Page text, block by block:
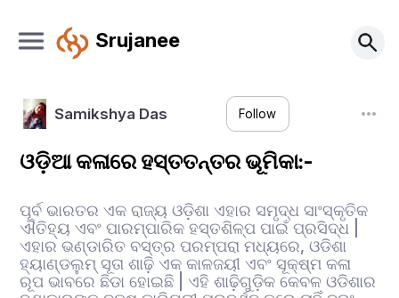
Srujanee
Samikshya Das Follow
ଓଡ଼ିଆ କଳାରେ ହସ୍ତତନ୍ତର ଭୂମିକା:-
ପୂର୍ବ ଭାରତର ଏକ ରାଜ୍ୟ ଓଡ଼ିଶା ଏହାର ସମୃଦ୍ଧ ସାଂସ୍କୃତିକ
ଐତିହ୍ୟ ଏବଂ ପାରମ୍ପାରିକ ହସ୍ତଶିଳ୍ପ ପାଇଁ ପ୍ରସିଦ୍ଧ |
ଏହାର ଭଣ୍ଡାରିତ ବସ୍ତ୍ର ପରମ୍ପରା ମଧ୍ୟରେ, ଓଡିଶା
ହ୍ୟାଣ୍ଡଲୁମ୍ ସୂତା ଶାଢ଼ି ଏକ କାଳଜୟୀ ଏବଂ ସୂକ୍ଷ୍ମ କଳା
ରୂପ ଭାବରେ ଛିଡା ହୋଇଛି | ଏହି ଶାଢ଼ିଗୁଡ଼ିକ କେବଳ ଓଡିଶାର